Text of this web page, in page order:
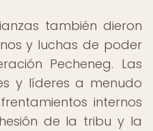
también dieron
y luchas de poder
Pecheneg. Las
y líderes a menudo
internos
de la tribu y la